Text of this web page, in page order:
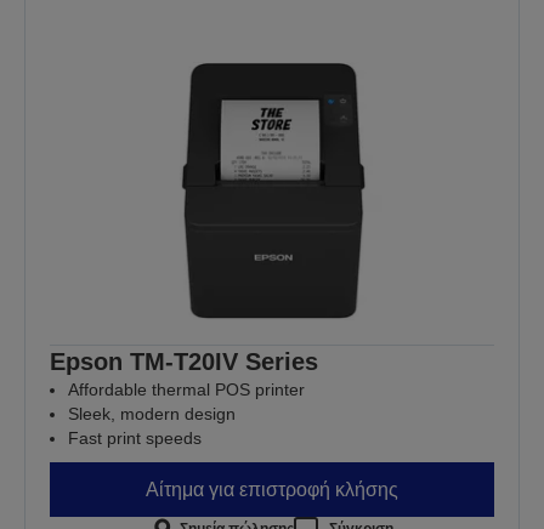
Epson TM-T20IV Series
Affordable thermal POS printer
Sleek, modern design
Fast print speeds
Αίτημα για επιστροφή κλήσης